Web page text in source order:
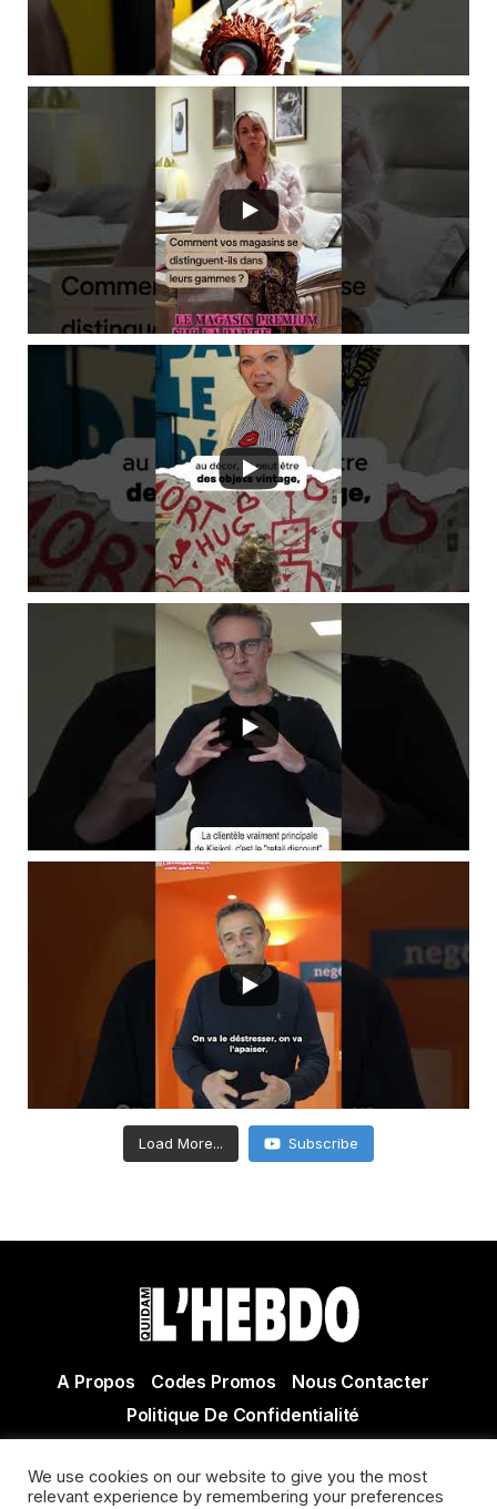
Load More... Subscribe
A Propos Codes Promos
Nous Contacter
Politique De Confidentialité
Actualité Agen - Actualité en lot et Garonne - Actualité
We use cookies on our website to give you the most
relevant experience by remembering your preferences